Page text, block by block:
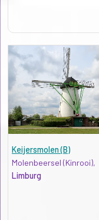
Keijersmolen (B)
Molenbeersel (Kinrooi),
Limburg